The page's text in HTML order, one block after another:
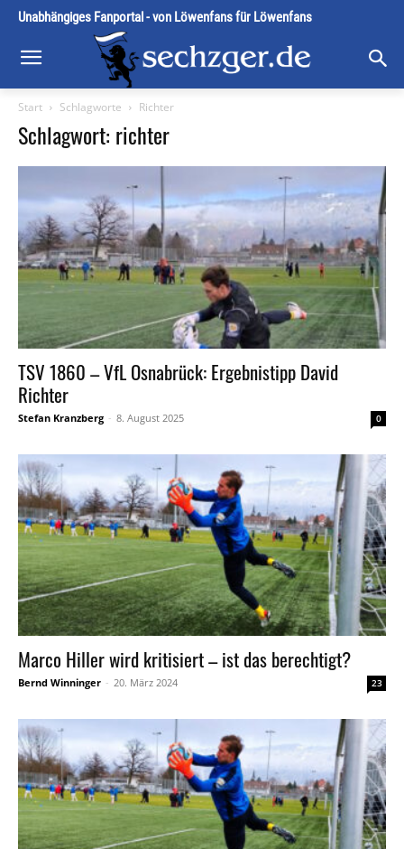
Unabhängiges Fanportal - von Löwenfans für Löwenfans
Start Schlagworte Richter
Schlagwort: richter
TSV 1860 – VfL Osnabrück: Ergebnistipp David
Richter
Stefan Kranzberg - 8. August 2025 0
Marco Hiller wird kritisiert – ist das berechtigt?
Bernd Winninger - 20. März 2024 23